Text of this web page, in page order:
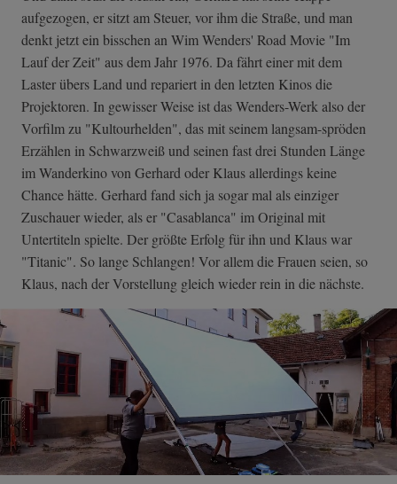
aufgezogen, er sitzt am Steuer, vor ihm die Straße, und man
denkt jetzt ein bisschen an Wim Wenders' Road Movie "Im
Lauf der Zeit" aus dem Jahr 1976. Da fährt einer mit dem
Laster übers Land und repariert in den letzten Kinos die
Projektoren. In gewisser Weise ist das Wenders-Werk also der
Vorfilm zu "Kultourhelden", das mit seinem langsam-spröden
Erzählen in Schwarzweiß und seinen fast drei Stunden Länge
im Wanderkino von Gerhard oder Klaus allerdings keine
Chance hätte. Gerhard fand sich ja sogar mal als einziger
Zuschauer wieder, als er "Casablanca" im Original mit
Untertiteln spielte. Der größte Erfolg für ihn und Klaus war
"Titanic". So lange Schlangen! Vor allem die Frauen seien, so
Klaus, nach der Vorstellung gleich wieder rein in die nächste.